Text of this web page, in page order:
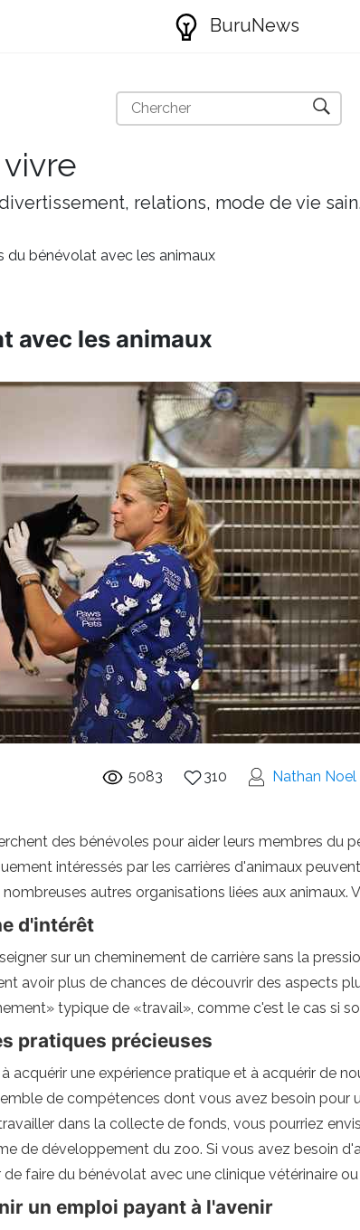
BuruNews
relations, mode de vie
du bénévolat avec les animaux
avec les animaux
5083 310 Nathan Noel
des bénévoles pour aider leurs membres du
intéressés par les carrières d'animaux
autres organisations liées aux animaux.
d'intérêt
sur un cheminement de carrière sans la
avoir plus de chances de découvrir des aspects
typique de «travail», comme c'est le cas si
pratiques précieuses
acquérir une expérience pratique et à acquérir de
de compétences dont vous avez besoin pour
dans la collecte de fonds, vous pourriez
de développement du zoo. Si vous avez besoin
faire du bénévolat avec une clinique vétérinaire
un emploi payant à l'avenir